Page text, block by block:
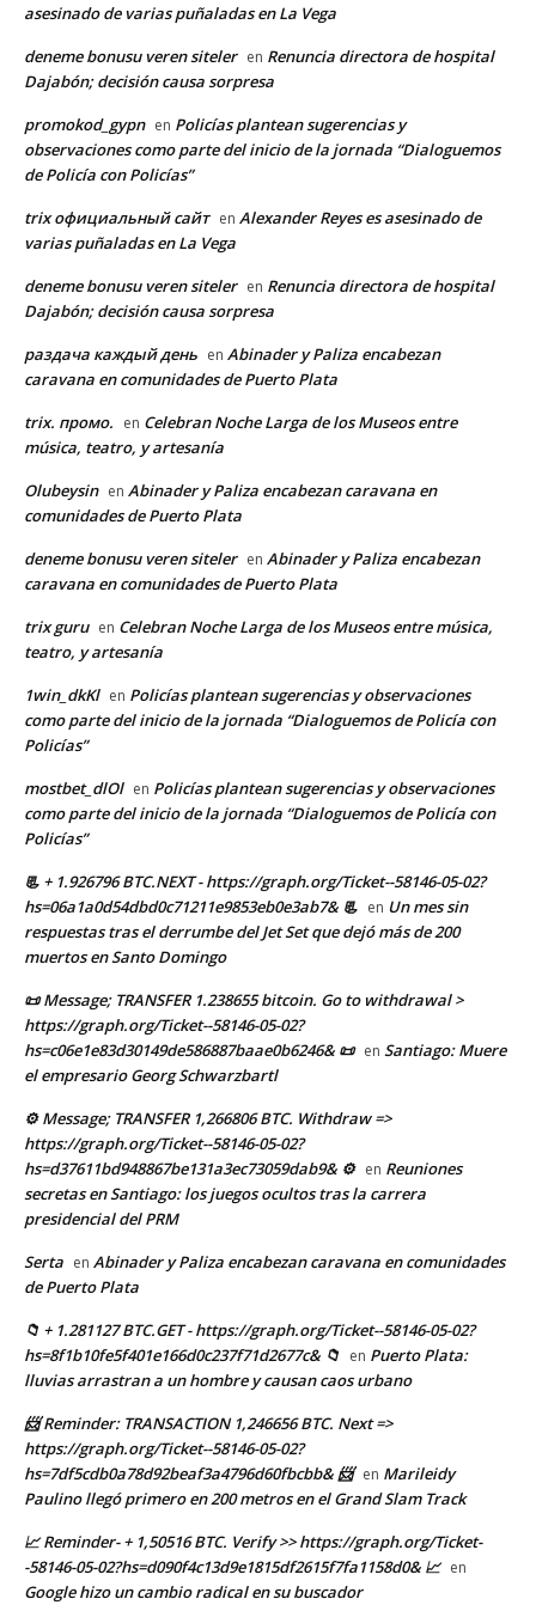
asesinado de varias puñaladas en La Vega
deneme bonusu veren siteler en Renuncia directora de hospital
Dajabón; decisión causa sorpresa
promokod_gypn en Policías plantean sugerencias y
observaciones como parte del inicio de la jornada “Dialoguemos
de Policía con Policías”
trix официальный сайт en Alexander Reyes es asesinado de
varias puñaladas en La Vega
deneme bonusu veren siteler en Renuncia directora de hospital
Dajabón; decisión causa sorpresa
раздача каждый день en Abinader y Paliza encabezan
caravana en comunidades de Puerto Plata
trix. промо. en Celebran Noche Larga de los Museos entre
música, teatro, y artesanía
Olubeysin en Abinader y Paliza encabezan caravana en
comunidades de Puerto Plata
deneme bonusu veren siteler en Abinader y Paliza encabezan
caravana en comunidades de Puerto Plata
trix guru en Celebran Noche Larga de los Museos entre música,
teatro, y artesanía
1win_dkKl en Policías plantean sugerencias y observaciones
como parte del inicio de la jornada “Dialoguemos de Policía con
Policías”
mostbet_dlOl en Policías plantean sugerencias y observaciones
como parte del inicio de la jornada “Dialoguemos de Policía con
Policías”
📃 + 1.926796 BTC.NEXT - https://graph.org/Ticket--58146-05-02?
hs=06a1a0d54dbd0c71211e9853eb0e3ab7& 📃 en Un mes sin
respuestas tras el derrumbe del Jet Set que dejó más de 200
muertos en Santo Domingo
📜 Message; TRANSFER 1.238655 bitcoin. Go to withdrawal >
https://graph.org/Ticket--58146-05-02?
hs=c06e1e83d30149de586887baae0b6246& 📜 en Santiago: Muere
el empresario Georg Schwarzbartl
⚙ Message; TRANSFER 1,266806 BTC. Withdraw =>
https://graph.org/Ticket--58146-05-02?
hs=d37611bd948867be131a3ec73059dab9& ⚙ en Reuniones
secretas en Santiago: los juegos ocultos tras la carrera
presidencial del PRM
Serta en Abinader y Paliza encabezan caravana en comunidades
de Puerto Plata
📁 + 1.281127 BTC.GET - https://graph.org/Ticket--58146-05-02?
hs=8f1b10fe5f401e166d0c237f71d2677c& 📁 en Puerto Plata:
lluvias arrastran a un hombre y causan caos urbano
📨 Reminder: TRANSACTION 1,246656 BTC. Next =>
https://graph.org/Ticket--58146-05-02?
hs=7df5cdb0a78d92beaf3a4796d60fbcbb& 📨 en Marileidy
Paulino llegó primero en 200 metros en el Grand Slam Track
📈 Reminder- + 1,50516 BTC. Verify >> https://graph.org/Ticket-
-58146-05-02?hs=d090f4c13d9e1815df2615f7fa1158d0& 📈 en
Google hizo un cambio radical en su buscador